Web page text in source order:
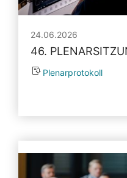
24.06.2026
46.
Plenarprotokoll